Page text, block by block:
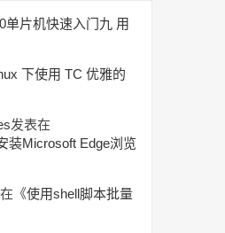
单片机快速入门九 用
下使用 TC 优雅的
发表在
装Microsoft Edge浏览
《使用shell脚本批量